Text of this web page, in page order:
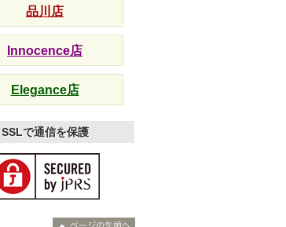
品川店
Innocence店
Elegance店
SSLで通信を保護